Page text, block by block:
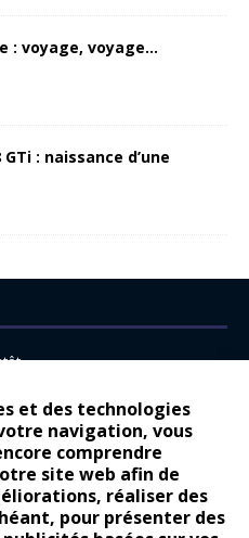
et des technologies
navigation, vous
comprendre
site web afin de
réaliser des
pour présenter des
: voyage, voyage…
: naissance d’une
pour Citroën
légende